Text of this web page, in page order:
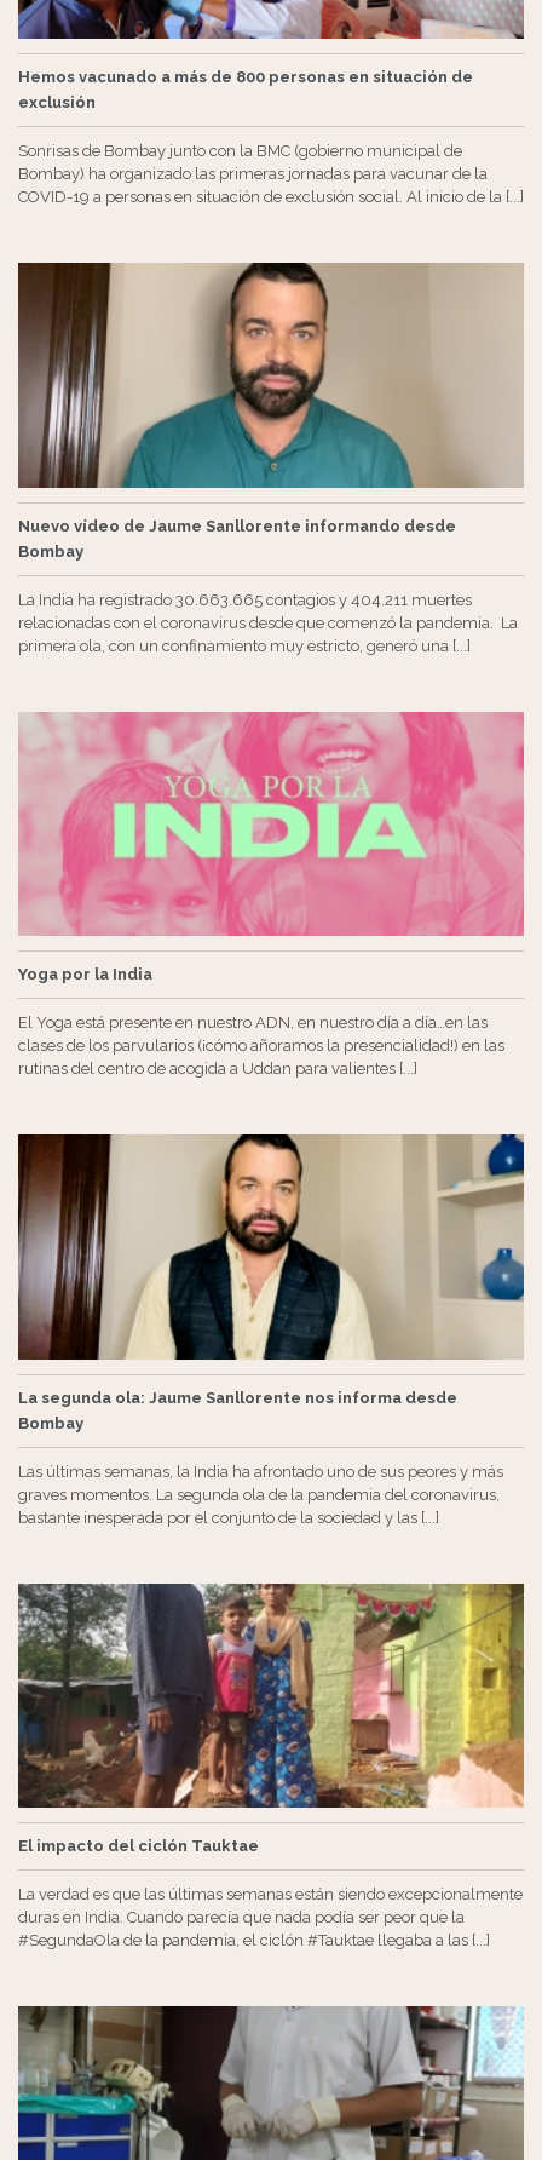
Hemos vacunado a más de 800 personas en situación de
exclusión
Sonrisas de Bombay junto con la BMC (gobierno municipal de
Bombay) ha organizado las primeras jornadas para vacunar de la
COVID-19 a personas en situación de exclusión social. Al inicio de la [...]
Nuevo vídeo de Jaume Sanllorente informando desde
Bombay
La India ha registrado 30.663.665 contagios y 404.211 muertes
relacionadas con el coronavirus desde que comenzó la pandemia. La
primera ola, con un confinamiento muy estricto, generó una [...]
Yoga por la India
El Yoga está presente en nuestro ADN, en nuestro día a día…en las
clases de los parvularios (¡cómo añoramos la presencialidad!) en las
rutinas del centro de acogida a Uddan para valientes [...]
La segunda ola: Jaume Sanllorente nos informa desde
Bombay
Las últimas semanas, la India ha afrontado uno de sus peores y más
graves momentos. La segunda ola de la pandemia del coronavirus,
bastante inesperada por el conjunto de la sociedad y las [...]
El impacto del ciclón Tauktae
La verdad es que las últimas semanas están siendo excepcionalmente
duras en India. Cuando parecía que nada podía ser peor que la
#SegundaOla de la pandemia, el ciclón #Tauktae llegaba a las [...]